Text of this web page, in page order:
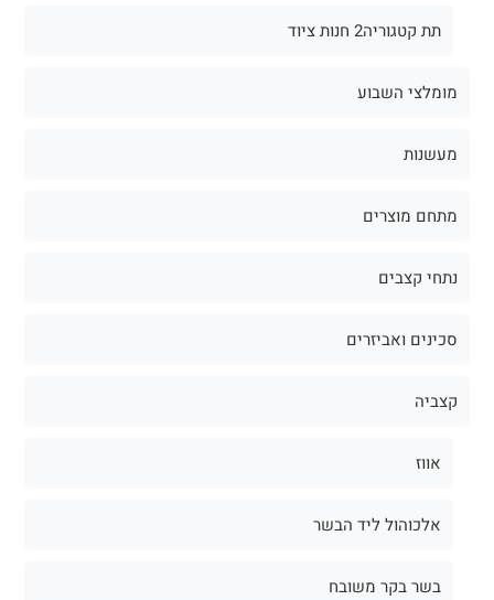
תת קטגוריה2 חנות ציוד
מומלצי השבוע
מעשנות
מתחם מוצרים
נתחי קצבים
סכינים ואביזרים
קצביה
אווז
אלכוהול ליד הבשר
בשר בקר משובח